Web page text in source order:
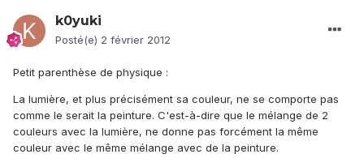
k0yuki
Posté(e) 2 février 2012
Petit parenthèse de physique :
La lumière, et plus précisément sa couleur, ne se comporte pas
comme le serait la peinture. C'est-à-dire que le mélange de 2
couleurs avec la lumière, ne donne pas forcément la même
couleur avec le même mélange avec de la peinture.